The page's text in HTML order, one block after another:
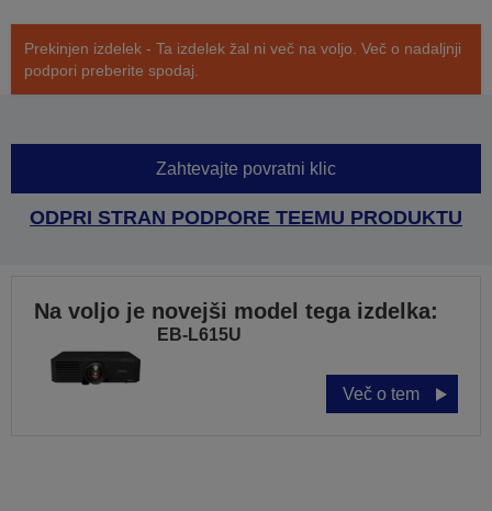
Prekinjen izdelek - Ta izdelek žal ni več na voljo. Več o nadaljnji
podpori preberite spodaj.
Zahtevajte povratni klic
ODPRI STRAN PODPORE TEEMU PRODUKTU
Na voljo je novejši model tega izdelka:
EB-L615U
Več o tem